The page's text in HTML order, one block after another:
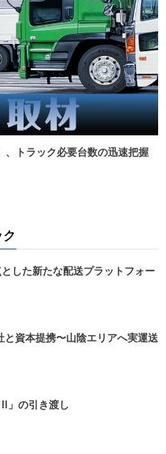
、トラック必要台数の迅速把握
した新たな配送プラットフォー
資本提携〜山陰エリアへ実運送
」の引き渡し